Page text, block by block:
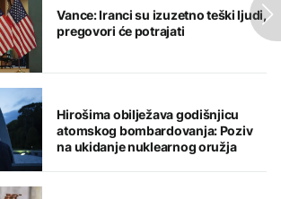
Vance: Iranci su izuzetno teški ljudi,
pregovori će potrajati
Hirošima obilježava godišnjicu
atomskog bombardovanja: Poziv
na ukidanje nuklearnog oružja